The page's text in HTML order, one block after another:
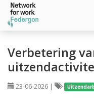
hoofd-
inhoud
Verbetering
23-06-2026 |